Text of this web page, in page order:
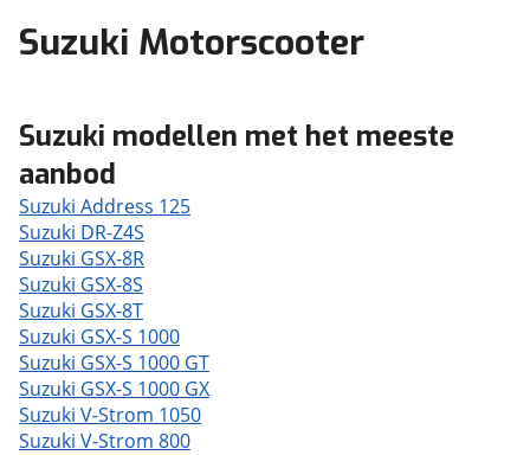
Suzuki Motorscooter
Suzuki modellen met het meeste
aanbod
Suzuki Address 125
Suzuki DR-Z4S
Suzuki GSX-8R
Suzuki GSX-8S
Suzuki GSX-8T
Suzuki GSX-S 1000
Suzuki GSX-S 1000 GT
Suzuki GSX-S 1000 GX
Suzuki V-Strom 1050
Suzuki V-Strom 800